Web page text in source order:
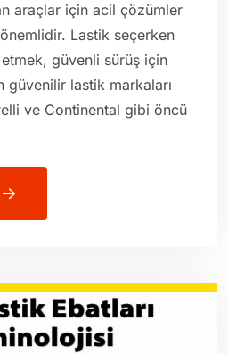
araçlar için acil çözümler
Lastik seçerken
güvenli sürüş için
lastik markaları
ve Continental gibi öncü